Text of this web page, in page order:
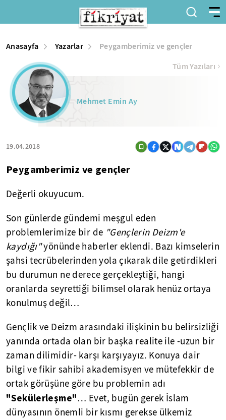
Anasayfa Yazarlar Peygamberimiz ve gençler
Mehmet Emin Ay
19.04.2018
Tüm Yazıları
Peygamberimiz ve gençler
Değerli okuyucum.
Son günlerde gündemi meşgul eden
problemlerimize bir de "Gençlerin Deizm'e
kaydığı"yönünde haberler eklendi. Bazı kimselerin
şahsi tecrübelerinden yola çıkarak dile getirdikleri
bu durumun ne derece gerçekleştiği, hangi
oranlarda seyrettiği bilimsel olarak henüz ortaya
konulmuş değil…
Gençlik ve Deizm arasındaki ilişkinin bu belirsizliği
yanında ortada olan bir başka realite ile -uzun bir
zaman dilimidir- karşı karşıyayız. Konuya dair
bilgi ve fikir sahibi akademisyen ve mütefekkir de
ortak görüşüne göre bu problemin adı
"Sekülerleşme"… Evet, bugün gerek İslam
dünyasının önemli bir kısmı gerekse ülkemiz